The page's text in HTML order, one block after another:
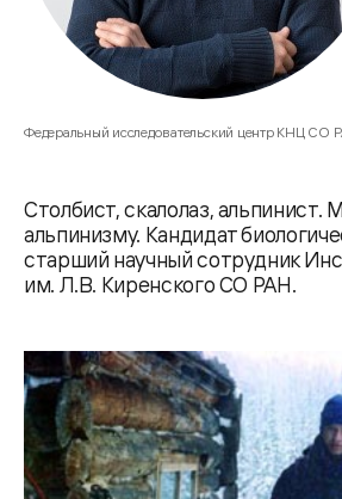
Столбист, скалолаз, альпинист.
альпинизму. Кандидат
старший научный сотрудник
им. Л.В. Киренского СО РАН.
Федеральный исследовательский центр КНЦ СО